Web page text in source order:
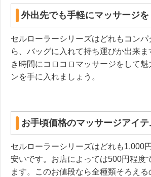
外出先でも手軽にマッサージ
セルローラーシリーズはどれもコン
ら、バッグに入れて持ち運びか出来
き時間にコロコロマッサージをして魅
ンを手に入れましょう。
お手頃価格のマッサージアイ
セルローラーシリーズはどれも1,000
安いです。お店によっては500円程度
ます。このお値段なら全種類そろえ